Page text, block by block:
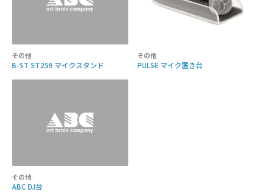
その他
B-ST ST259 マイクスタンド
その他
PULSE マイク置き台
その他
ABC DJ台